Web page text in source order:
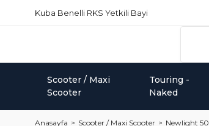
Kuba Benelli RKS Yetkili Bayi
Scooter / Maxi
Scooter
Touring -
Naked
Anasayfa Scooter / Maxi Scooter Newlight 50